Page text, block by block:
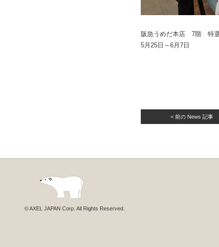
阪急うめだ本店 7階 特
5月25日～6月7日
< 前の News 記事
© AXEL JAPAN Corp. All Rights Reserved.